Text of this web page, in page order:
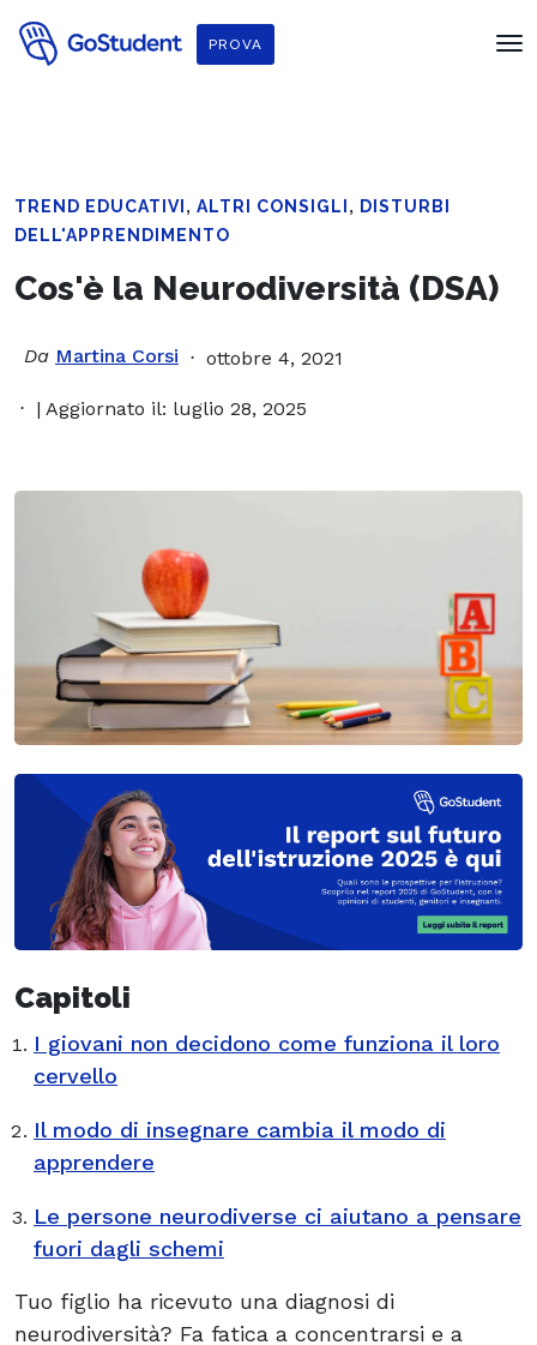
PROVA
TREND EDUCATIVI , ALTRI CONSIGLI , DISTURBI
DELL'APPRENDIMENTO
Cos'è la Neurodiversità (DSA)
Da Martina Corsi ottobre 4, 2021
| Aggiornato il: luglio 28, 2025
Capitoli
I giovani non decidono come funziona il loro
cervello
Il modo di insegnare cambia il modo di
apprendere
Le persone neurodiverse ci aiutano a pensare
fuori dagli schemi
Tuo figlio ha ricevuto una diagnosi di
neurodiversità? Fa fatica a concentrarsi e a